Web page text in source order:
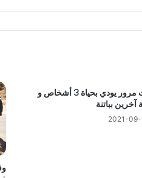
حادث مرور يودي بحياة 3 أشخاص و
آخرين بباتنة
2021-